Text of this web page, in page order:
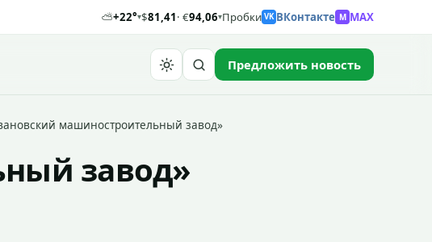
⛅+22°▾$81,41· €94,06▾Пробки VK ВКонтакте M MAX
Предложить новость
машиностроительный завод»
завод»